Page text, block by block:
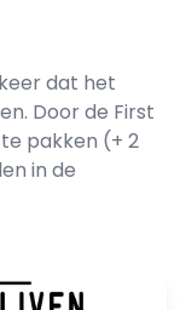
dat het
Door de First
pakken (+ 2
in de